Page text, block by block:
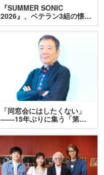
『SUMMER SONIC
2026』、ベテラン3組の懐…
「同窓会にはしたくない」
――15年ぶりに集う「第…